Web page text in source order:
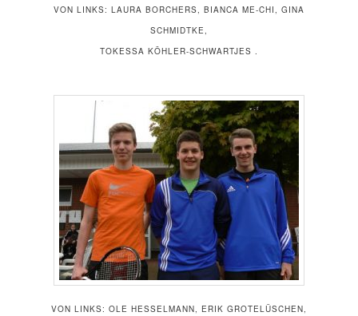
VON LINKS: LAURA BORCHERS, BIANCA ME-CHI, GINA
SCHMIDTKE,
TOKESSA KÖHLER-SCHWARTJES .
VON LINKS: OLE HESSELMANN, ERIK GROTELÜSCHEN,